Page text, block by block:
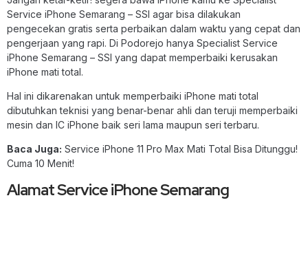
Service iPhone Semarang – SSI agar bisa dilakukan
pengecekan gratis serta perbaikan dalam waktu yang cepat dan
pengerjaan yang rapi. Di Podorejo hanya Specialist Service
iPhone Semarang – SSI yang dapat memperbaiki kerusakan
iPhone mati total.
Hal ini dikarenakan untuk memperbaiki iPhone mati total
dibutuhkan teknisi yang benar-benar ahli dan teruji memperbaiki
mesin dan IC iPhone baik seri lama maupun seri terbaru.
Baca Juga: Service iPhone 11 Pro Max Mati Total Bisa Ditunggu!
Cuma 10 Menit!
Alamat Service iPhone Semarang